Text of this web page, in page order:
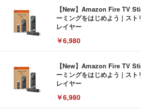
【New】Amazon Fire TV
ーミングをはじめよう | スト
レイヤー
￥6,980
【New】Amazon Fire TV
ーミングをはじめよう | スト
レイヤー
￥6,980